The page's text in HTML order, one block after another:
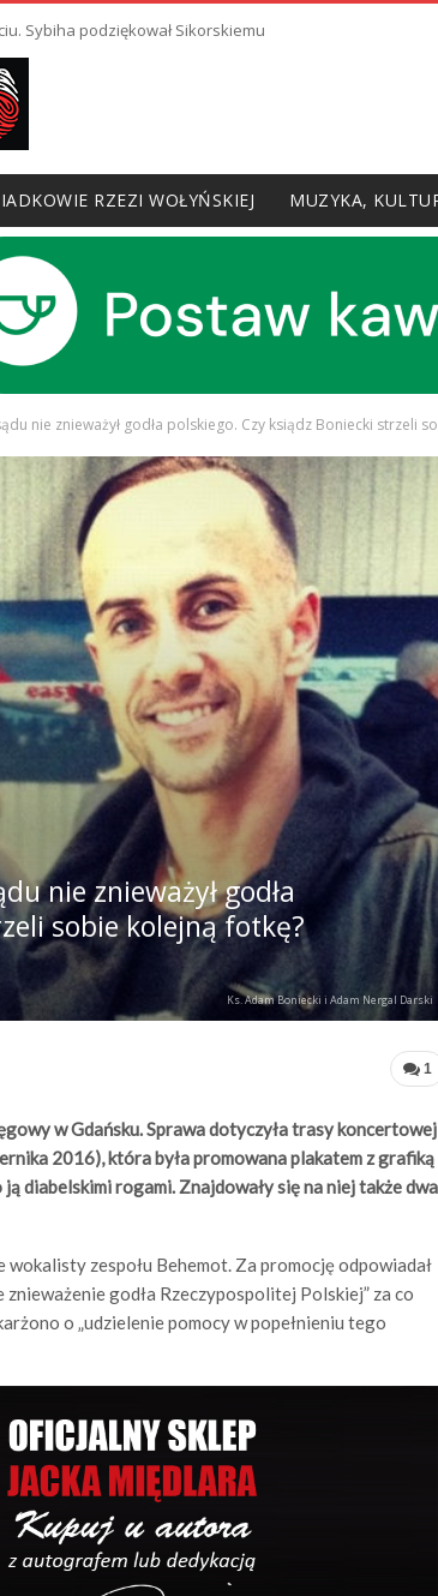
Sybiha podziękował Sikorskiemu
RZEZI WOŁYŃSKIEJ MUZYKA,
nie znieważył godła polskiego. Czy ksiądz Boniecki strzeli
nie znieważył godła
sobie kolejną fotkę?
Ks. Adam Boniecki i Adam Nergal Darski
1
w Gdańsku. Sprawa dotyczyła trasy koncertowej
2016), która była promowana plakatem z grafiką
diabelskimi rogami. Znajdowały się na niej także dwa
zespołu Behemot. Za promocję odpowiadał
godła Rzeczypospolitej Polskiej” za co
o „udzielenie pomocy w popełnieniu tego